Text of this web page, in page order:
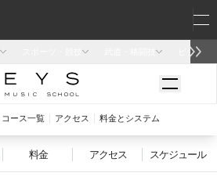
料金 アクセス スケジュール